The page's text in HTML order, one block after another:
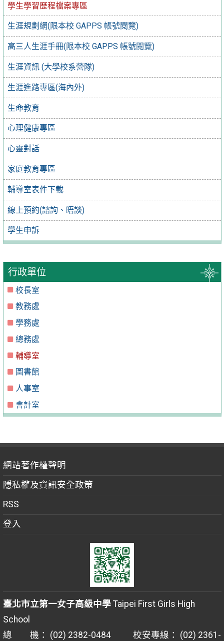
學生學習歷程檔案專區
生涯規劃網(限本校 GAPPS 帳號閱覽)
高三人生涯手冊(限本校 GAPPS 帳號閱覽)
生涯資訊 (大學校系營隊)
生涯進路專區(海內外)
生命教育
心理健康專區
心靈對話
家庭教育專區
輔導室表件下載
線上預約(諮詢、晤談)
學生申訴
行政單位
校長室
教務處
學務處
總務處
輔導室
圖書館
人事室
會計室
網站著作權聲明
隱私權及資訊安全政策
RSS
登入
臺北市立第一女子高級中學Taipei First Girls High
School
總 機： (02) 2382-0484 校安專線： (02) 2361-